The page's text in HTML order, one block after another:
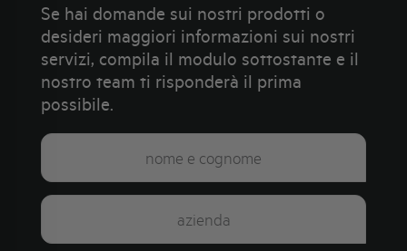
Se hai domande sui nostri prodotti o
desideri maggiori informazioni sui nostri
servizi, compila il modulo sottostante e il
nostro team ti risponderà il prima
possibile.